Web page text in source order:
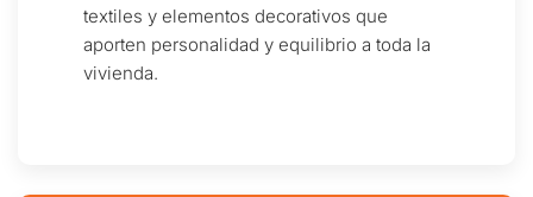
textiles y elementos decorativos que
aporten personalidad y equilibrio a toda la
vivienda.